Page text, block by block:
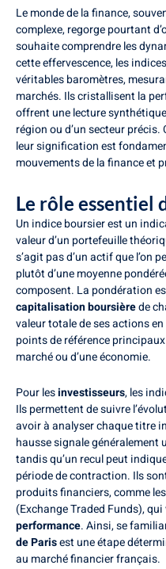
Le monde de la finance,
complexe, regorge pourtant
souhaite comprendre les
cette effervescence, les
véritables baromètres,
marchés. Ils cristallisent la
offrent une lecture
région ou d’un secteur
leur signification est
mouvements de la finance et
Le rôle essentiel
Un indice boursier est un
valeur d’un portefeuille
s’agit pas d’un actif que l’on
plutôt d’une moyenne
composent. La pondération
capitalisation boursièrede
valeur totale de ses actions
points de référence
marché ou d’une économie.
Pour lesinvestisseurs, les
Ils permettent de suivre
avoir à analyser chaque titre
hausse signale
tandis qu’un recul peut
période de contraction. Ils
produits financiers, comme
(Exchange Traded Funds),
performance. Ainsi, se
de Parisest une étape
au marché financier français.